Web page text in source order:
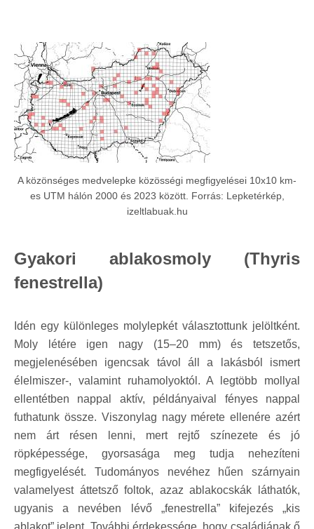
A közönséges medvelepke közösségi megfigyelései 10x10 km-
es UTM hálón 2000 és 2023 között. Forrás: Lepketérkép,
izeltlabuak.hu
Gyakori ablakosmoly (Thyris
fenestrella)
Idén egy különleges molylepkét választottunk jelöltként.
Moly létére igen nagy (15–20 mm) és tetszetős,
megjelenésében igencsak távol áll a lakásból ismert
élelmiszer-, valamint ruhamolyoktól. A legtöbb mollyal
ellentétben nappal aktív, példányaival fényes nappal
futhatunk össze. Viszonylag nagy mérete ellenére azért
nem árt résen lenni, mert rejtő színezete és jó
röpképessége, gyorsasága meg tudja nehezíteni
megfigyelését. Tudományos nevéhez hűen szárnyain
valamelyest áttetsző foltok, azaz ablakocskák láthatók,
ugyanis a nevében lévő „fenestrella” kifejezés „kis
ablakot” jelent. További érdekessége, hogy családjának ő